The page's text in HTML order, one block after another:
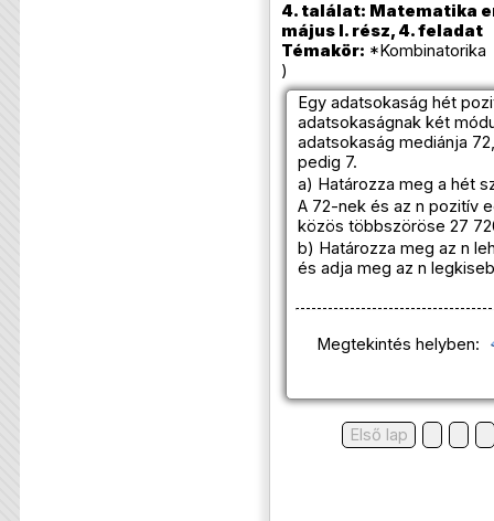
4. találat: Matematika
május I. rész, 4. feladat
Témakör: *Kombinatorika
)
Egy adatsokaság hét
adatsokaságnak két
adatsokaság mediánja
pedig 7.
a) Határozza meg a hét
A 72-nek és az n pozitív
közös többszöröse 27
b) Határozza meg az n
és adja meg az n
Megtekintés helyben:
Első lap